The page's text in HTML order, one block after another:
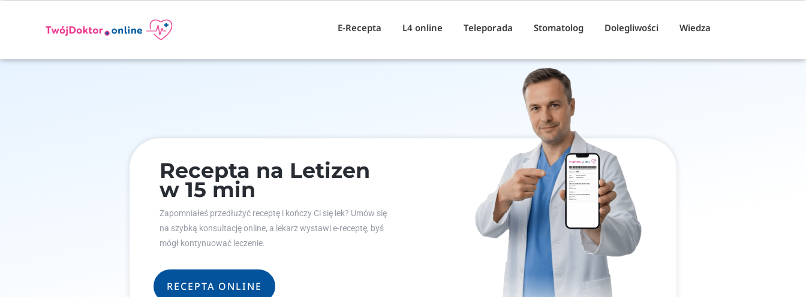
E-Recepta L4 online Teleporada Stomatolog Dolegliwości Wiedza
Recepta na Letizen
w 15 min
Zapomniałeś przedłużyć receptę i kończy Ci się lek? Umów się
na szybką konsultację online, a lekarz wystawi e-receptę, byś
mógł kontynuować leczenie.
RECEPTA ONLINE